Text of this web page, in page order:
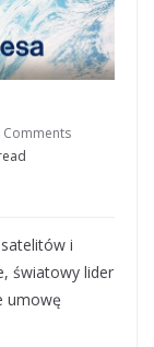
Comments
i
światowy lider
umowę